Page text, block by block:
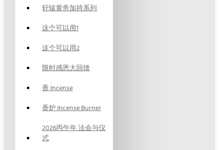
轩辕黄帝加持系列
这个可以用1
这个可以用2
限时感恩大回馈
香 Incense
香炉 Incense Burner
2026丙午年 法会与仪
式